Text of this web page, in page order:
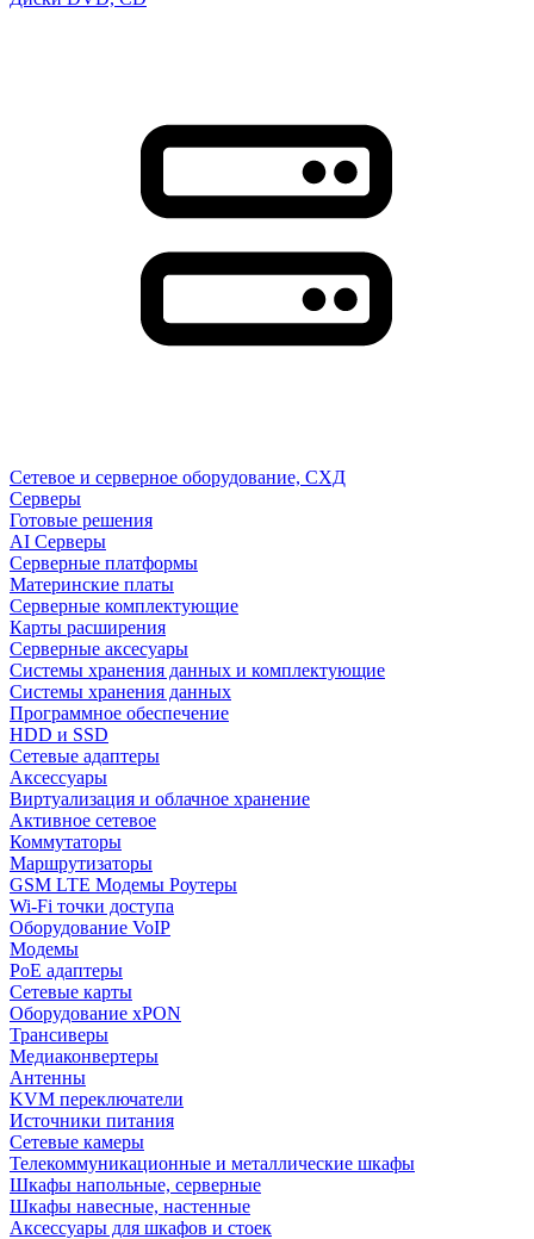
Сетевое и серверное оборудование, СХД
Cерверы
Готовые решения
AI Серверы
Серверные платформы
Материнские платы
Серверные комплектующие
Карты расширения
Серверные аксесуары
Системы хранения данных и комплектующие
Системы хранения данных
Программное обеспечение
HDD и SSD
Сетевые адаптеры
Аксессуары
Виртуализация и облачное хранение
Активное сетевое
Коммутаторы
Маршрутизаторы
GSM LTE Модемы Роутеры
Wi-Fi точки доступа
Оборудование VoIP
Модемы
PoE адаптеры
Сетевые карты
Оборудование xPON
Трансиверы
Медиаконвертеры
Антенны
KVM переключатели
Источники питания
Сетевые камеры
Телекоммуникационные и металлические шкафы
Шкафы напольные, серверные
Шкафы навесные, настенные
Аксессуары для шкафов и стоек